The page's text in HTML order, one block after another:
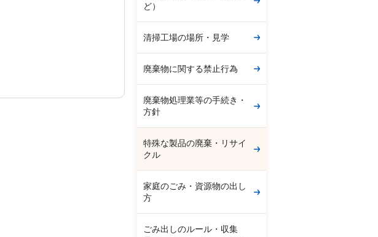
ど）
清掃工場の場所・見学
廃棄物に関する禁止行為
廃棄物処理業等の手続き・
方針
特殊な製品の廃棄・リサイ
クル
家庭のごみ・資源物の出し
方
ごみ出しのルール・収集